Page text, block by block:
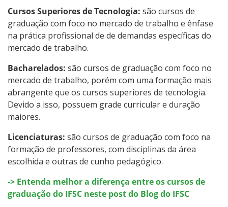
Processo de Inscrição
Resultados
Resultados Vagas Remanescentes
Como posso estudar no IFSC?
Calendário de inscrições
Processos Seletivos
Inscrições e acompanhamento
Cursos Superiores de Tecnologia: são cursos de
graduação com foco no mercado de trabalho e ênfase
na prática profissional de de demandas específicas do
mercado de trabalho.
Bacharelados: são cursos de graduação com foco no
mercado de trabalho, porém com uma formação mais
abrangente que os cursos superiores de tecnologia.
Devido a isso, possuem grade curricular e duração
maiores.
Licenciaturas: são cursos de graduação com foco na
formação de professores, com disciplinas da área
escolhida e outras de cunho pedagógico.
-> Entenda melhor a diferença entre os cursos de
graduação do IFSC neste post do Blog do IFSC